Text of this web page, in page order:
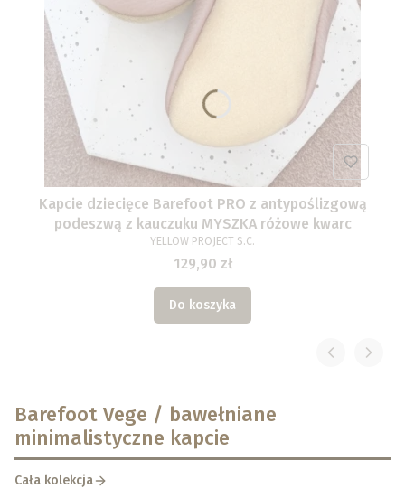
Kapcie dziecięce Barefoot PRO z antypoślizgową
podeszwą z kauczuku MYSZKA różowe kwarc
YELLOW PROJECT S.C.
129,90 zł
Do koszyka
Barefoot Vege / bawełniane
minimalistyczne kapcie
Cała kolekcja